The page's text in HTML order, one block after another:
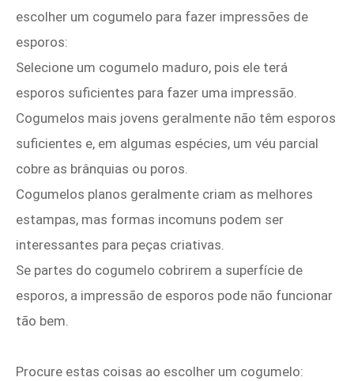
escolher um cogumelo para fazer impressões de
esporos:
Selecione um cogumelo maduro, pois ele terá
esporos suficientes para fazer uma impressão.
Cogumelos mais jovens geralmente não têm esporos
suficientes e, em algumas espécies, um véu parcial
cobre as brânquias ou poros.
Cogumelos planos geralmente criam as melhores
estampas, mas formas incomuns podem ser
interessantes para peças criativas.
Se partes do cogumelo cobrirem a superfície de
esporos, a impressão de esporos pode não funcionar
tão bem.
Procure estas coisas ao escolher um cogumelo: